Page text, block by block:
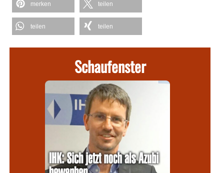
merken teilen
teilen teilen
Schaufenster